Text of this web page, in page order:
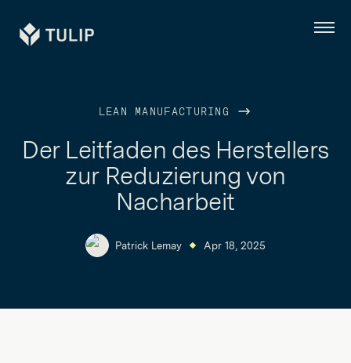
Tulip Menü
LEAN MANUFACTURING
Der Leitfaden des Herstellers
zur Reduzierung von
Nacharbeit
Patrick Lemay Apr 18, 2025